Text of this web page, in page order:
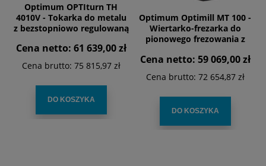
Optimum OPTIturn TH
4010V - Tokarka do metalu
z bezstopniowo regulowaną
Cena netto: 61 639,00 zł
Cena brutto: 75 815,97 zł
DO KOSZYKA
Optimum Optimill MT 100 -
Wiertarko-frezarka do
pionowego frezowania z
Cena netto: 59 069,00 zł
Cena brutto: 72 654,87 zł
DO KOSZYKA